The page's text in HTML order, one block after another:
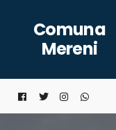
content
Comuna
Mereni
for: